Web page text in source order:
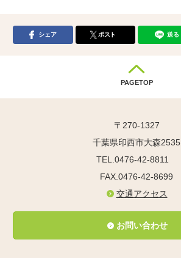
シェア ポスト 送る
PAGETOP
〒270-1327
千葉県印西市大森2535
TEL.0476-42-8811
FAX.0476-42-8699
交通アクセス
お問い合わせ